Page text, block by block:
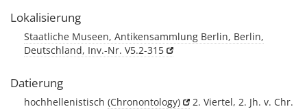
Lokalisierung
Staatliche Museen, Antikensammlung Berlin, Berlin,
Deutschland, Inv.-Nr. V5.2-315
Datierung
hochhellenistisch (Chronontology) 2. Viertel, 2. Jh. v. Chr.